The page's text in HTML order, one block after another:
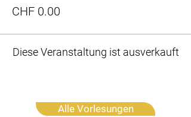
CHF 0.00
Diese Veranstaltung ist ausverkauft
Alle Vorlesungen